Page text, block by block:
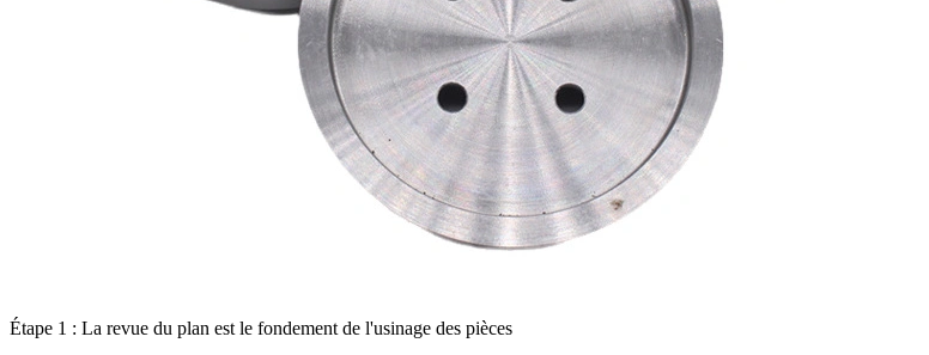
Étape 1 : La revue du plan est le fondement de l'usinage des pièces